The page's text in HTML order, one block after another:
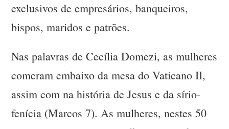
exclusivos de empresários, banqueiros,
bispos, maridos e patrões.
Nas palavras de Cecília Domezi, as mulheres
comeram embaixo da mesa do Vaticano II,
assim com na história de Jesus e da sírio-
fenícia (Marcos 7). As mulheres, nestes 50